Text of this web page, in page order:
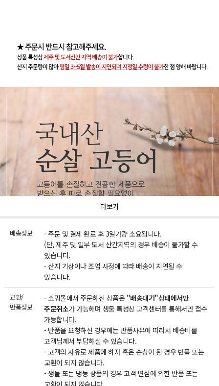
더보기
배송정보
- 주문 및 결제 완료 후 3일가량 소요됩니다.
(단, 제주 및 일부 도서 산간지역의 경우 배송이 불가할 수
있습니다.
- 산지 기상이나 조업 사정에 따라 배송이 지연될 수
있습니다.
교환/
반품정보
- 쇼핑몰에서 주문하신 상품은 "배송대기"상태에서만
주문취소가 가능하며 생물 특성상 고객센터를 통해서만 접수
가능합니다.
- 반품을 요청하신 경우에는 반품사유에 따라서 배송비를
고객님께서 부담하실 수 있습니다.
- 고객의 사유로 제품에 하자 혹은 손상이 된 경우 반품 또는
교환이 되지 않습니다.
- 생물 또는 냉동 상품의 경우 고객 변심에 의한 반품 또는
교환이 되지 않습니다.